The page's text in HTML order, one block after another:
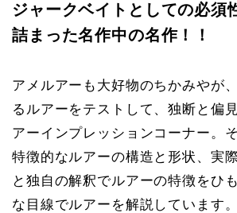
ジャークベイトとしての必須
詰まった名作中の名作！！
アメルアーも大好物のちかみやが
るルアーをテストして、独断と偏
アーインプレッションコーナー。
特徴的なルアーの構造と形状、実
と独自の解釈でルアーの特徴をひ
な目線でルアーを解説しています